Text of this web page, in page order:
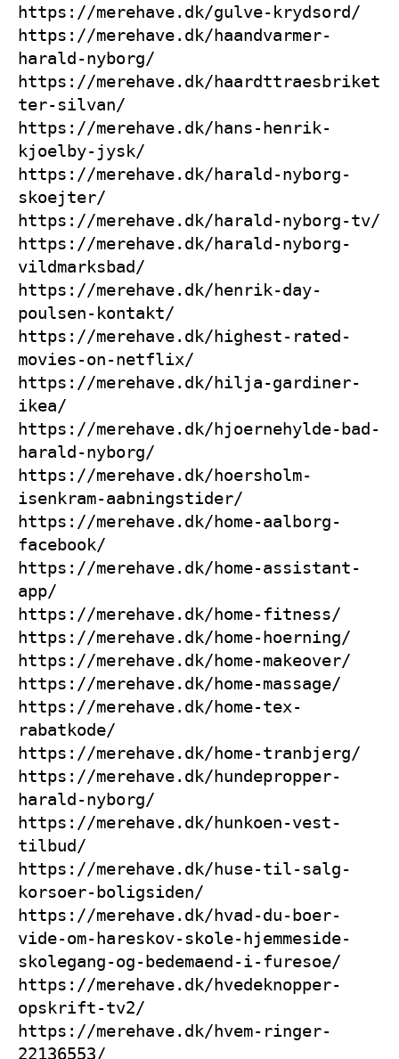
https://merehave.dk/gulve-krydsord/
https://merehave.dk/haandvarmer-
harald-nyborg/
https://merehave.dk/haardttraesbriket
ter-silvan/
https://merehave.dk/hans-henrik-
kjoelby-jysk/
https://merehave.dk/harald-nyborg-
skoejter/
https://merehave.dk/harald-nyborg-tv/
https://merehave.dk/harald-nyborg-
vildmarksbad/
https://merehave.dk/henrik-day-
poulsen-kontakt/
https://merehave.dk/highest-rated-
movies-on-netflix/
https://merehave.dk/hilja-gardiner-
ikea/
https://merehave.dk/hjoernehylde-bad-
harald-nyborg/
https://merehave.dk/hoersholm-
isenkram-aabningstider/
https://merehave.dk/home-aalborg-
facebook/
https://merehave.dk/home-assistant-
app/
https://merehave.dk/home-fitness/
https://merehave.dk/home-hoerning/
https://merehave.dk/home-makeover/
https://merehave.dk/home-massage/
https://merehave.dk/home-tex-
rabatkode/
https://merehave.dk/home-tranbjerg/
https://merehave.dk/hundepropper-
harald-nyborg/
https://merehave.dk/hunkoen-vest-
tilbud/
https://merehave.dk/huse-til-salg-
korsoer-boligsiden/
https://merehave.dk/hvad-du-boer-
vide-om-hareskov-skole-hjemmeside-
skolegang-og-bedemaend-i-furesoe/
https://merehave.dk/hvedeknopper-
opskrift-tv2/
https://merehave.dk/hvem-ringer-
22136553/